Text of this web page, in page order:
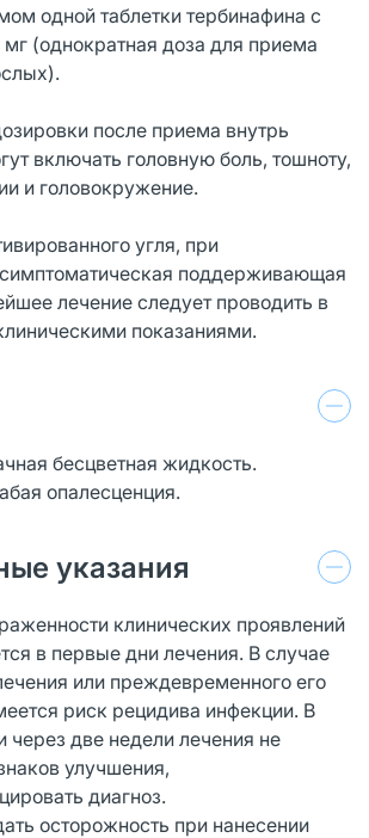
одной таблетки тербинафина с
(однократная доза для приема
после приема внутрь
включать головную боль, тошноту,
и головокружение.
угля, при
поддерживающая
лечение следует проводить в
показаниями.
бесцветная жидкость.
опалесценция.
указания
клинических проявлений
в первые дни лечения. В случае
или преждевременного его
риск рецидива инфекции. В
через две недели лечения не
улучшения,
диагноз.
осторожность при нанесении